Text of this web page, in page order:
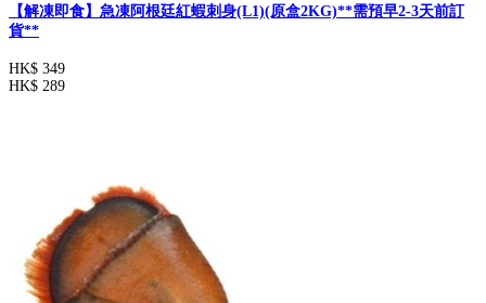
【解凍即食】急凍阿根廷紅蝦刺身(L1)(原盒2KG)**需預早2-3天前訂
貨**
HK$ 349
HK$ 289